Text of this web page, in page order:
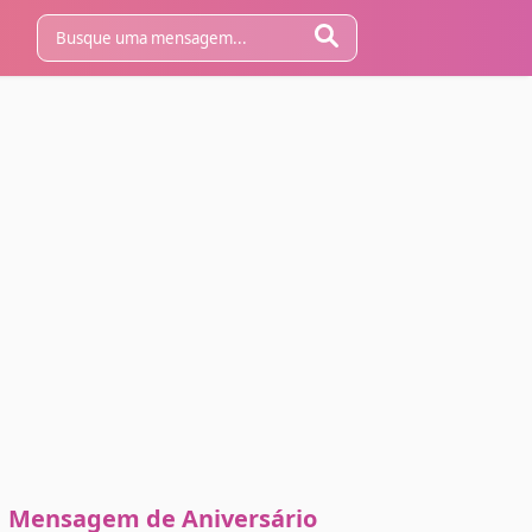
Mensagem de Aniversário